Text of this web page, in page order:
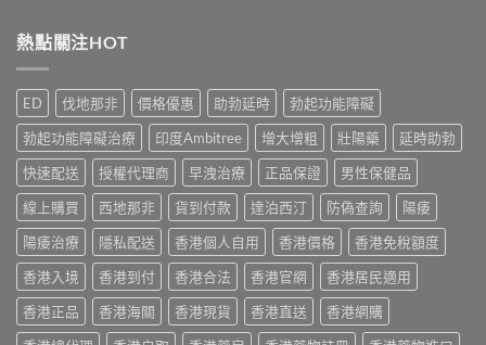
購
南〉
中
真
用
心
得
與
購
買
建
議〉
中
有
香
港
用
家
必
讀
用
法
用
量
完
整
教
學〉
片
副
用
安
全
嗎？
香
港
用
家
真
實
服
用
經
驗
熱點關注HOT
ED 伐地那非 價格優惠 助勃延時
勃起功能障礙
勃起功能障礙治療
印度Ambitree 增大增粗 壯陽藥
延時助勃
快速配送
授權代理商 早洩治療 正品保證
男性保健品
線上購買
西地那非 貨到付款 達泊西汀 防偽查詢
陽痿
陽痿治療
隱私配送 香港個人自用 香港價格
香港免稅額度
香港入境
香港到付 香港合法 香港官網
香港居民適用
香港正品
香港海關 香港現貨 香港直送
香港網購